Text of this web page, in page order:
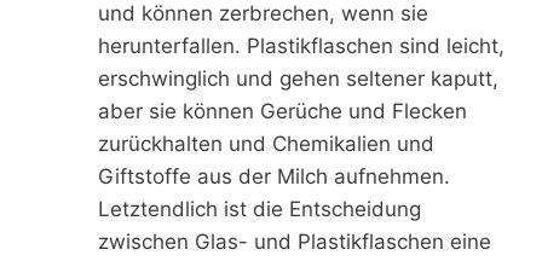
und können zerbrechen, wenn sie
herunterfallen. Plastikflaschen sind leicht,
erschwinglich und gehen seltener kaputt,
aber sie können Gerüche und Flecken
zurückhalten und Chemikalien und
Giftstoffe aus der Milch aufnehmen.
Letztendlich ist die Entscheidung
zwischen Glas- und Plastikflaschen eine